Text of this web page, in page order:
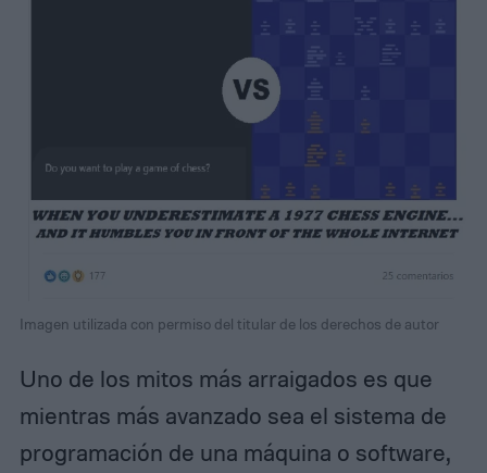
Imagen utilizada con permiso del titular de los derechos de autor
Uno de los mitos más arraigados es que
mientras más avanzado sea el sistema de
programación de una máquina o software,